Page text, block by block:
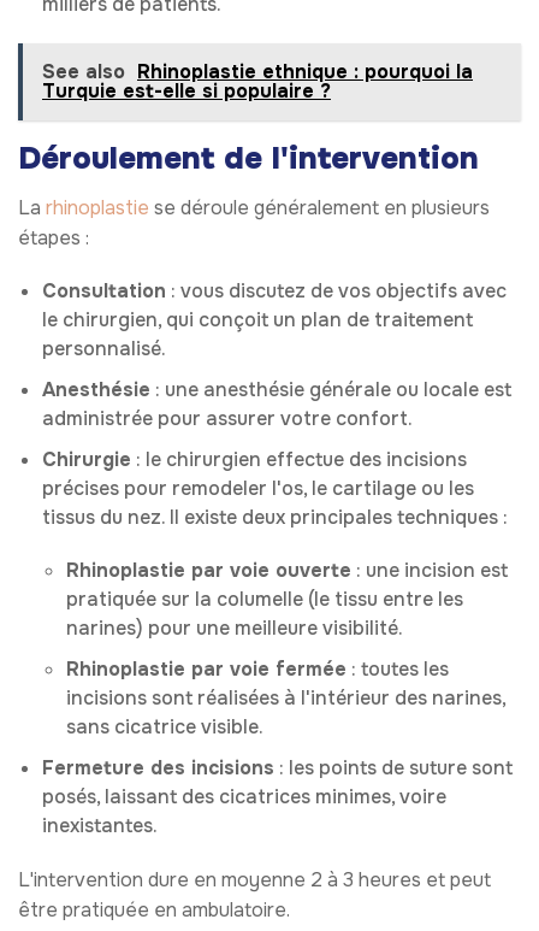
See also Rhinoplastie ethnique : pourquoi la
Turquie est-elle si populaire ?
Déroulement de l'intervention
La rhinoplastie se déroule généralement en plusieurs
étapes :
Consultation : vous discutez de vos objectifs avec
le chirurgien, qui conçoit un plan de traitement
personnalisé.
Anesthésie : une anesthésie générale ou locale est
administrée pour assurer votre confort.
Chirurgie : le chirurgien effectue des incisions
précises pour remodeler l'os, le cartilage ou les
tissus du nez. Il existe deux principales techniques :
Rhinoplastie par voie ouverte : une incision est
pratiquée sur la columelle (le tissu entre les
narines) pour une meilleure visibilité.
Rhinoplastie par voie fermée : toutes les
incisions sont réalisées à l'intérieur des narines,
sans cicatrice visible.
Fermeture des incisions : les points de suture sont
posés, laissant des cicatrices minimes, voire
inexistantes.
L'intervention dure en moyenne 2 à 3 heures et peut
être pratiquée en ambulatoire.